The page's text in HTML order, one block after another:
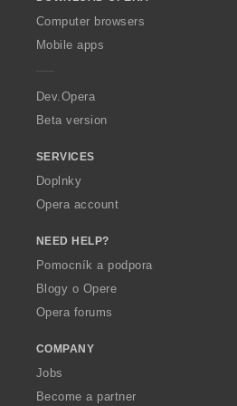
O
p
a
Computer browsers
Mobile apps
Dev.Opera
Beta version
SERVICES
Doplnky
Opera account
NEED HELP?
Pomocník a podpora
Blogy o Opere
Opera forums
COMPANY
Jobs
Become a partner